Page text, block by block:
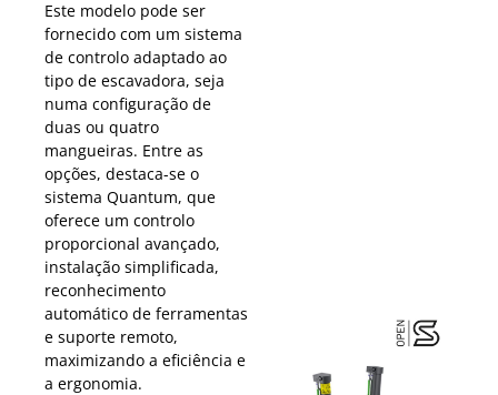
Este modelo pode ser
fornecido com um sistema
de controlo adaptado ao
tipo de escavadora, seja
numa configuração de
duas ou quatro
mangueiras. Entre as
opções, destaca-se o
sistema Quantum, que
oferece um controlo
proporcional avançado,
instalação simplificada,
reconhecimento
automático de ferramentas
e suporte remoto,
maximizando a eficiência e
a ergonomia.